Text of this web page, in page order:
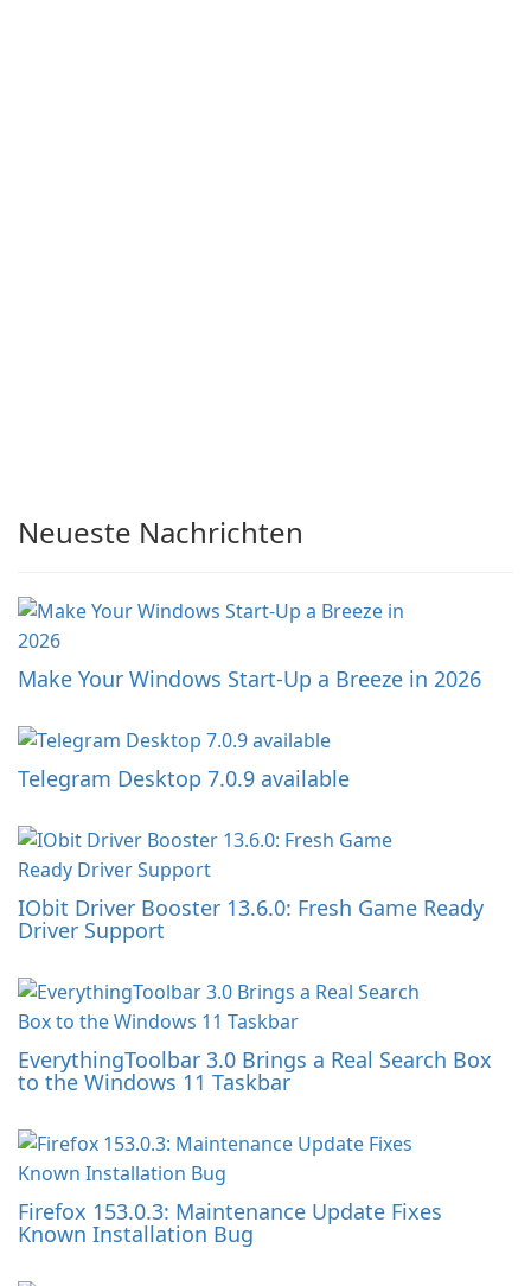
Neueste Nachrichten
Make Your Windows Start-Up a Breeze in 2026
Telegram Desktop 7.0.9 available
IObit Driver Booster 13.6.0: Fresh Game Ready
Driver Support
EverythingToolbar 3.0 Brings a Real Search Box
to the Windows 11 Taskbar
Firefox 153.0.3: Maintenance Update Fixes
Known Installation Bug